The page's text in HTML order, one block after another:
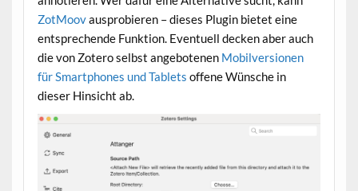
ZotMoovausprobieren – dieses Plugin bietet eine
entsprechende Funktion. Eventuell decken aber auch
die von Zotero selbst angebotenen Mobilversionen
für Smartphones und Tablets offene Wünsche in
dieser Hinsicht ab.